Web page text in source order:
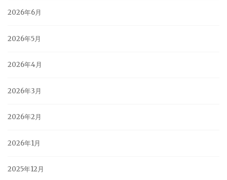
2026年6月
2026年5月
2026年4月
2026年3月
2026年2月
2026年1月
2025年12月